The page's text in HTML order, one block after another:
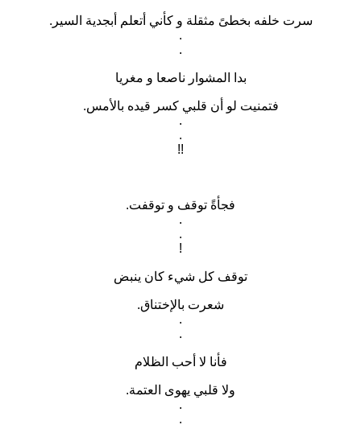
سرت خلفه بخطىً مثقلة و كأني أتعلم أبجدية السير.
.
.
بدا المشوار ناصعا و مغريا
فتمنيت لو أن قلبي كسر قيده بالأمس.
.
.
!!
فجأةً توقف و توقفت.
.
.
!
توقف كل شيء كان ينبض
شعرت بالإختناق.
.
.
فأنا لا أحب الظلام
ولا قلبي يهوى العتمة.
.
.